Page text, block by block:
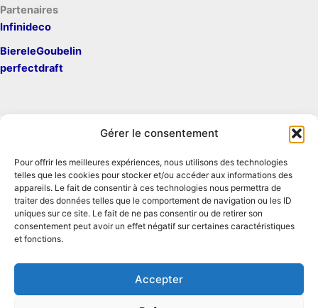
Gérer le consentement
Pour offrir les meilleures expériences, nous utilisons des technologies
telles que les cookies pour stocker et/ou accéder aux informations des
appareils. Le fait de consentir à ces technologies nous permettra de
traiter des données telles que le comportement de navigation ou les ID
uniques sur ce site. Le fait de ne pas consentir ou de retirer son
consentement peut avoir un effet négatif sur certaines caractéristiques
et fonctions.
Accepter
Partenaires
Infinideco
BiereleGoubelin
perfectdraft
Mentions légales
Contact
Conditions générales d'utilisation
Conditions générales de vente
Politique de cookies